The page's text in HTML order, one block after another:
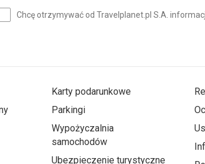
Chcę otrzymywać od Travelplanet.pl S.A.
Karty podarunkowe
Parkingi
Wypożyczalnia
samochodów
Ubezpieczenie turystyczne